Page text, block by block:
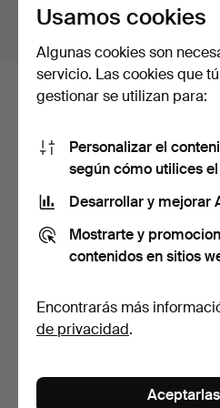
Mostrar lotes fuera de Suecia
Estos son los lotes
nuestro archivo
tu búsqueda.
Mostrar todos los lotes
JOAKIM LINDSTRUP.
Usamos cookies
Algunas cookies son
servicio. Las cookies que
gestionar se utilizan para:
Personalizar el
según cómo utilices
Desarrollar y mejorar
Mostrarte y
contenidos en sitios
Encontrarás más
de privacidad.